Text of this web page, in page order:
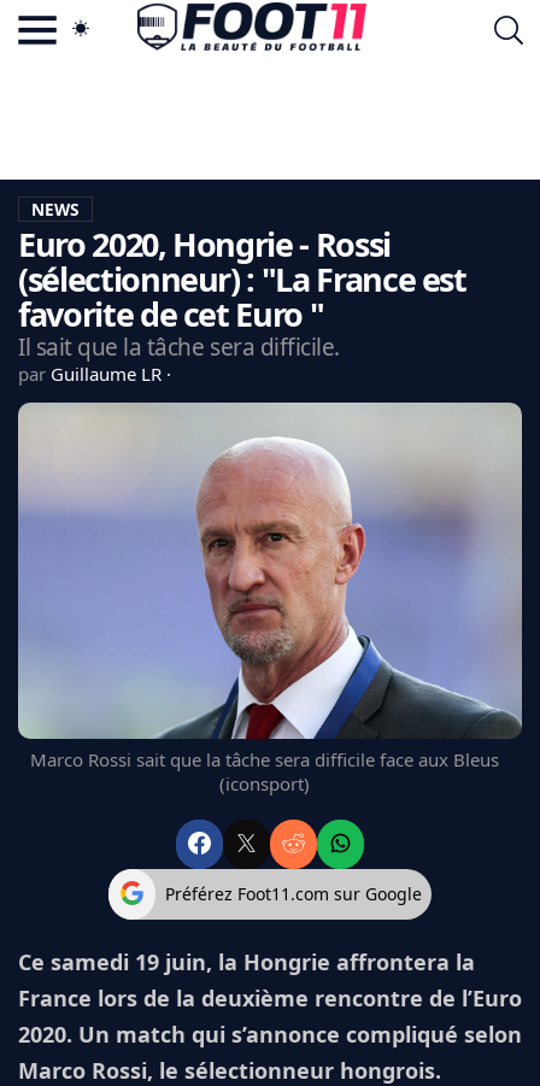
LA CHARTE
VIE PRIVÉE
CGU
CONTACTEZ-NOUS
LIGUE 1
NEWS
Euro 2020, Hongrie - Rossi
(sélectionneur) : "La France est
favorite de cet Euro "
Il sait que la tâche sera difficile.
par Guillaume LR
Marco Rossi sait que la tâche sera difficile face aux Bleus
(iconsport)
Préférez Foot11.com sur Google
Ce samedi 19 juin, la Hongrie affrontera la
France lors de la deuxième rencontre de l’Euro
2020. Un match qui s’annonce compliqué selon
Marco Rossi, le sélectionneur hongrois.